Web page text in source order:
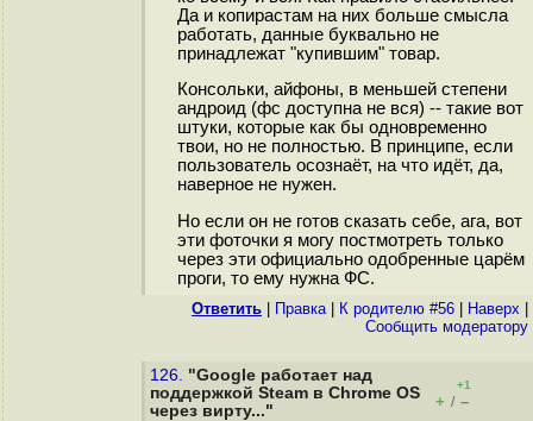
Да и копирастам на них больше смысла
работать, данные буквально не
принадлежат "купившим" товар.
Консольки, айфоны, в меньшей степени
андроид (фс доступна не вся) -- такие вот
штуки, которые как бы одновременно
твои, но не полностью. В принципе, если
пользователь осознаёт, на что идёт, да,
наверное не нужен.
Но если он не готов сказать себе, ага, вот
эти фоточки я могу постмотреть только
через эти официально одобренные царём
проги, то ему нужна ФС.
Ответить Правка| К родителю #56 Наверх
Cообщить модератору
126. "Google работает над
поддержкой Steam в Chrome OS
через вирту..."
+1
+ / –